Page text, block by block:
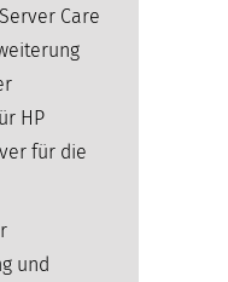
Care
HP
für die
und